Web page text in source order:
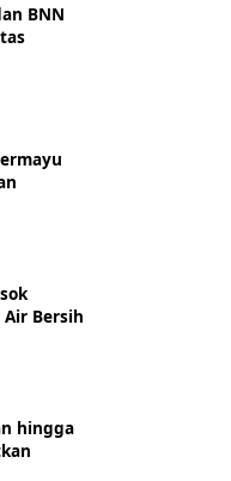
BNN
Bersih
hingga